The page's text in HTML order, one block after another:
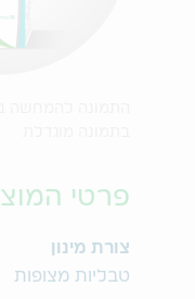
פרטי
צורת מינון
טבליות מצופות